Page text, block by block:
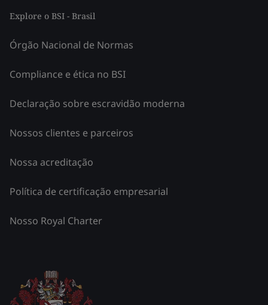
Explore o BSI - Brasil
Órgão Nacional de Normas
Compliance e ética no BSI
Declaração sobre escravidão moderna
Nossos clientes e parceiros
Nossa acreditação
Política de certificação empresarial
Nosso Royal Charter